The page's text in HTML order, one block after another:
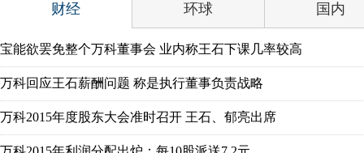
财经 环球 国内
宝能欲罢免整个万科董事会 业内称王石下课几率较高
万科回应王石薪酬问题 称是执行董事负责战略
万科2015年度股东大会准时召开 王石、郁亮出席